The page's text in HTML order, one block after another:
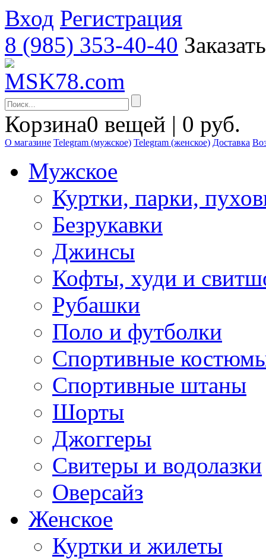
Вход Регистрация
8 (985) 353-40-40
Корзина0 вещей | 0 руб.
О магазине Telegram (мужское) Telegram (женское) Доставка
Мужское
Куртки, парки,
Безрукавки
Джинсы
Кофты, худи и
Рубашки
Поло и футболки
Спортивные
Спортивные штаны
Шорты
Джоггеры
Свитеры и водолазки
Оверсайз
Женское
Куртки и жилеты